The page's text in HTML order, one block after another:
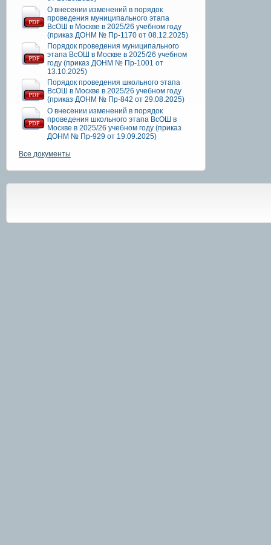
О внесении изменений в порядок
проведения муниципального этапа
ВсОШ в Москве в 2025/26 учебном году
(приказ ДОНМ № Пр-1170 от 08.12.2025)
Порядок проведения муниципального
этапа ВсОШ в Москве в 2025/26 учебном
году (приказ ДОНМ № Пр-1001 от
13.10.2025)
Порядок проведения школьного этапа
ВсОШ в Москве в 2025/26 учебном году
(приказ ДОНМ № Пр-842 от 29.08.2025)
О внесении изменений в порядок
проведения школьного этапа ВсОШ в
Москве в 2025/26 учебном году (приказ
ДОНМ № Пр-929 от 19.09.2025)
Все документы